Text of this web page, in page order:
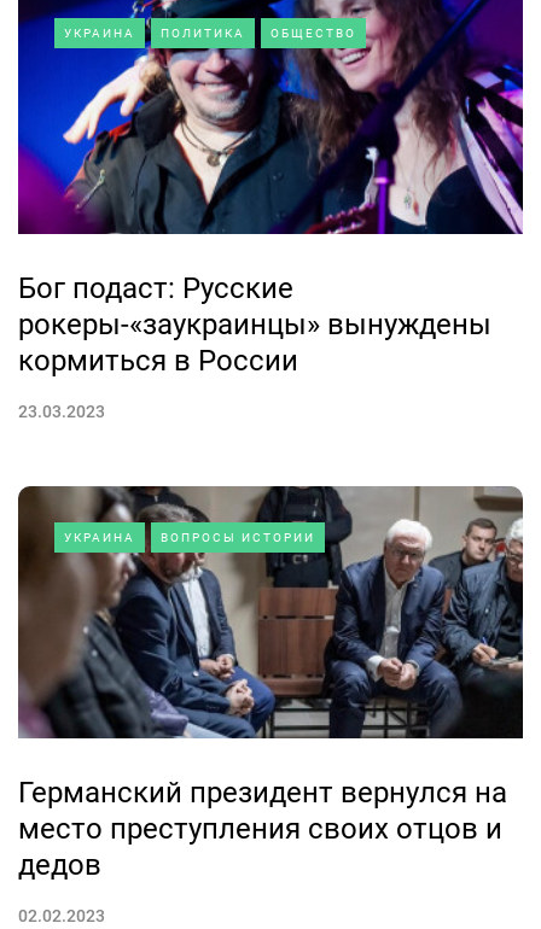
УКРАИНА ПОЛИТИКА ОБЩЕСТВО
Бог подаст: Русские
рокеры-«заукраинцы» вынуждены
кормиться в России
23.03.2023
УКРАИНА ВОПРОСЫ ИСТОРИИ
Германский президент вернулся на
место преступления своих отцов и
дедов
02.02.2023